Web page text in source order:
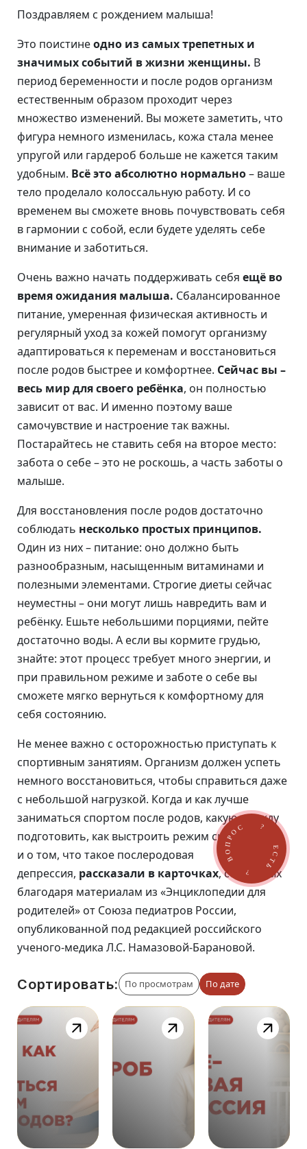
Поздравляем с рождением малыша!
Это поистинеодно из самых трепетных и
значимых событий в жизни женщины. В
период беременности и после родов организм
естественным образом проходит через
множество изменений. Вы можете заметить, что
фигура немного изменилась, кожа стала менее
упругой или гардероб больше не кажется таким
удобным. Всё это абсолютно нормально– ваше
тело проделало колоссальную работу. И со
временем вы сможете вновь почувствовать себя
в гармонии с собой, если будете уделять себе
внимание и заботиться.
Очень важно начать поддерживать себя ещё во
время ожидания малыша. Сбалансированное
питание, умеренная физическая активность и
регулярный уход за кожей помогут организму
адаптироваться к переменам и восстановиться
после родов быстрее и комфортнее. Сейчас вы –
весь мир для своего ребёнка, он полностью
зависит от вас. И именно поэтому ваше
самочувствие и настроение так важны.
Постарайтесь не ставить себя на второе место:
забота о себе – это не роскошь, а часть заботы о
малыше.
Для восстановления после родов достаточно
соблюдать несколько простых принципов.
Один из них – питание: оно должно быть
разнообразным, насыщенным витаминами и
полезными элементами. Строгие диеты сейчас
неуместны – они могут лишь навредить вам и
ребёнку. Ешьте небольшими порциями, пейте
достаточно воды. А если вы кормите грудью,
знайте: этот процесс требует много энергии, и
при правильном режиме и заботе о себе вы
сможете мягко вернуться к комфортному для
себя состоянию.
Не менее важно с осторожностью приступать к
спортивным занятиям. Организм должен успеть
немного восстановиться, чтобы справиться даже
с небольшой нагрузкой. Когда и как лучше
заниматься спортом после родов, какую одежду
подготовить, как выстроить режим сна и отдыха
и о том, что такое послеродовая
депрессия, рассказали в карточках, созданных
благодаря материалам из «Энциклопедии для
родителей» от Союза педиатров России,
опубликованной под редакцией российского
ученого-медика Л.С. Намазовой-Барановой.
Сортировать: По просмотрам По дате
ЕСТЬ ? ВОПРОС ?